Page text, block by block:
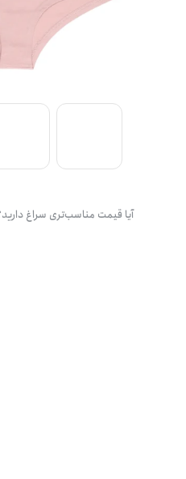
آیا قیمت مناسب‌تری سراغ